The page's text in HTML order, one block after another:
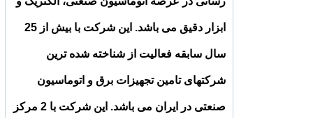
ابزار دقیق می باشد. این شرکت با بیش از 25
سال سابقه فعالیت از شناخته شده ترین
شرکتهای تامین تجهیزات برق و اتوماسیون
صنعتی در ایران می باشد. این شرکت با 2 مرکز